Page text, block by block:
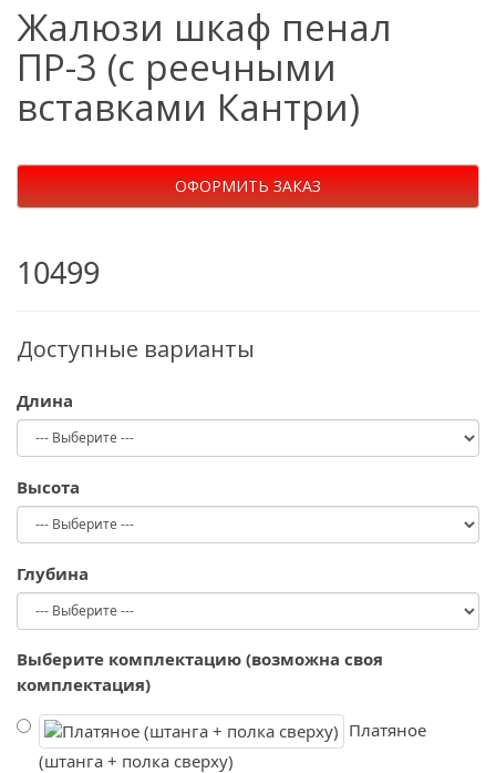
Жалюзи шкаф пенал
ПР-3 (с реечными
вставками Кантри)
ОФОРМИТЬ ЗАКАЗ
10499
Доступные варианты
Длина
Высота
Глубина
Выберите комплектацию (возможна своя
комплектация)
Платяное
(штанга + полка сверху)